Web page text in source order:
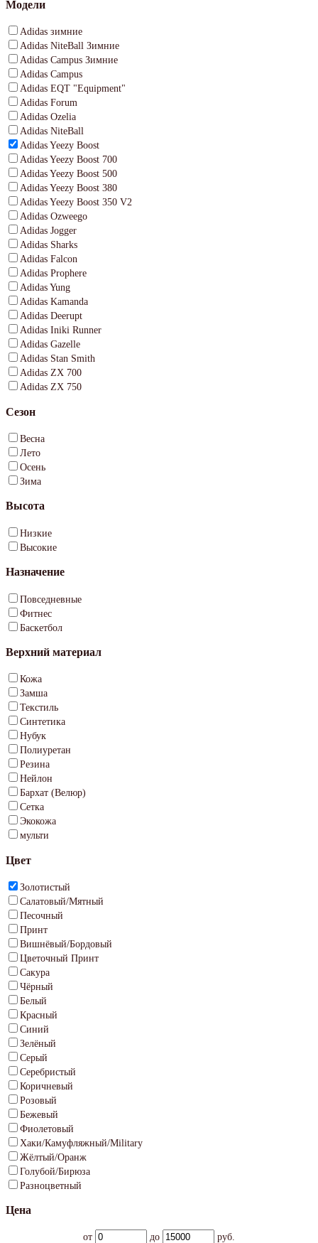
Модели
Adidas зимние
Adidas NiteBall Зимние
Adidas Campus Зимние
Adidas Campus
Adidas EQT "Equipment"
Adidas Forum
Adidas Ozelia
Adidas NiteBall
Adidas Yeezy Boost
Adidas Yeezy Boost 700
Adidas Yeezy Boost 500
Adidas Yeezy Boost 380
Adidas Yeezy Boost 350 V2
Adidas Ozweego
Adidas Jogger
Adidas Sharks
Adidas Falcon
Adidas Prophere
Adidas Yung
Adidas Kamanda
Adidas Deerupt
Adidas Iniki Runner
Adidas Gazelle
Adidas Stan Smith
Adidas ZX 700
Adidas ZX 750
Сезон
Весна
Лето
Осень
Зима
Высота
Низкие
Высокие
Назначение
Повседневные
Фитнес
Баскетбол
Верхний материал
Кожа
Замша
Текстиль
Синтетика
Нубук
Полиуретан
Резина
Нейлон
Бархат (Велюр)
Сетка
Экокожа
мульти
Цвет
Золотистый
Салатовый/Мятный
Песочный
Принт
Вишнёвый/Бордовый
Цветочный Принт
Сакура
Чёрный
Белый
Красный
Синий
Зелёный
Серый
Серебристый
Коричневый
Розовый
Бежевый
Фиолетовый
Хаки/Камуфляжный/Military
Жёлтый/Оранж
Голубой/Бирюза
Разноцветный
Цена
от до
руб.